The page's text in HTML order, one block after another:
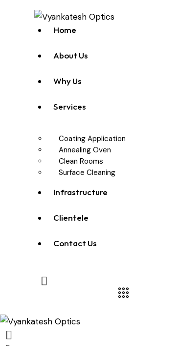
Home
About Us
Why Us
Services
Coating Application
Annealing Oven
Clean Rooms
Surface Cleaning
Infrastructure
Clientele
Contact Us